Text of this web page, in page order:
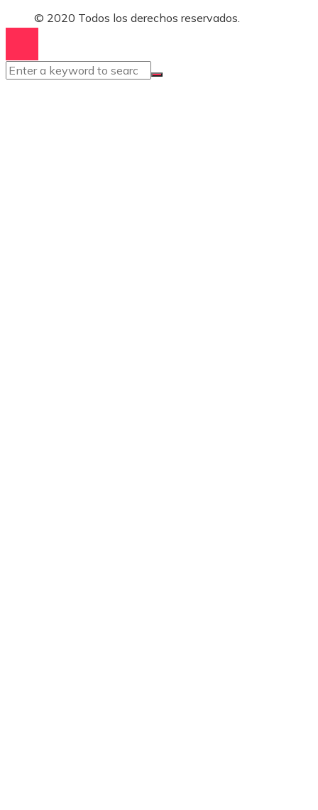
© 2020 Todos los derechos reservados.